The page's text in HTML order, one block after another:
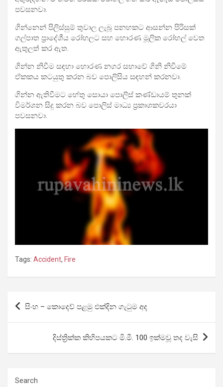
පවසනවා.
ගින්නෙන් පිලිස්සුම් තුවාල ලැබූ පනහකට ආසන්න පිරිසක්
ගල්පාත ප්‍රාදේශීය රෝහලට සහ හොරණ මූලික රෝහල් වෙත
ඇතුලත් කර ඇත.
ගින්න නිවීම සඳහා හොරණ නගර සභාවේ ගිනි නිවීමේ
ඒකකය කටයුතු කරන බව පොලිසිය සඳහන් කරනවා.
ගින්න ඇතිවීමට හේතු සොයා පොලිස් කණ්ඩායම් තුනක්
විමර්ශන සිදු කරන බව පොලිස් මාධ්‍ය ප්‍රකාශකවරයා
පවසනවා.
Tags: Accident, Fire
Post
සිංහ – කොදෙව් පළමු එක්දින ගැටුම අද
දිස්ත්‍රික්ක කිහිපයකට මි.මී. 100 ඉක්මවූ තද වැසි
Search